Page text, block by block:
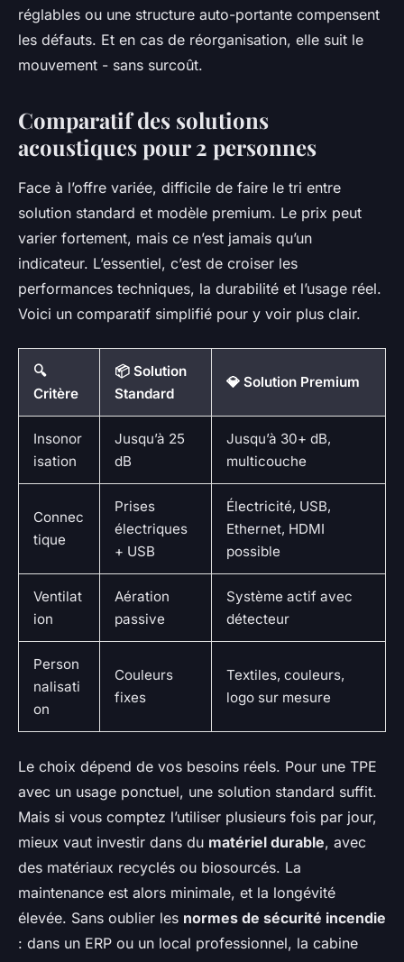
réglables ou une structure auto-portante compensent
les défauts. Et en cas de réorganisation, elle suit le
mouvement - sans surcoût.
Comparatif des solutions
acoustiques pour 2 personnes
Face à l’offre variée, difficile de faire le tri entre
solution standard et modèle premium. Le prix peut
varier fortement, mais ce n’est jamais qu’un
indicateur. L’essentiel, c’est de croiser les
performances techniques, la durabilité et l’usage réel.
Voici un comparatif simplifié pour y voir plus clair.
🔍
Critère
📦 Solution
Standard
💎 Solution Premium
Insonor
isation
Jusqu’à 25
dB
Jusqu’à 30+ dB,
multicouche
Connec
tique
Prises
électriques
+ USB
Électricité, USB,
Ethernet, HDMI
possible
Ventilat
ion
Aération
passive
Système actif avec
détecteur
Person
nalisati
on
Couleurs
fixes
Textiles, couleurs,
logo sur mesure
Le choix dépend de vos besoins réels. Pour une TPE
avec un usage ponctuel, une solution standard suffit.
Mais si vous comptez l’utiliser plusieurs fois par jour,
mieux vaut investir dans du matériel durable, avec
des matériaux recyclés ou biosourcés. La
maintenance est alors minimale, et la longévité
élevée. Sans oublier les normes de sécurité incendie
: dans un ERP ou un local professionnel, la cabine